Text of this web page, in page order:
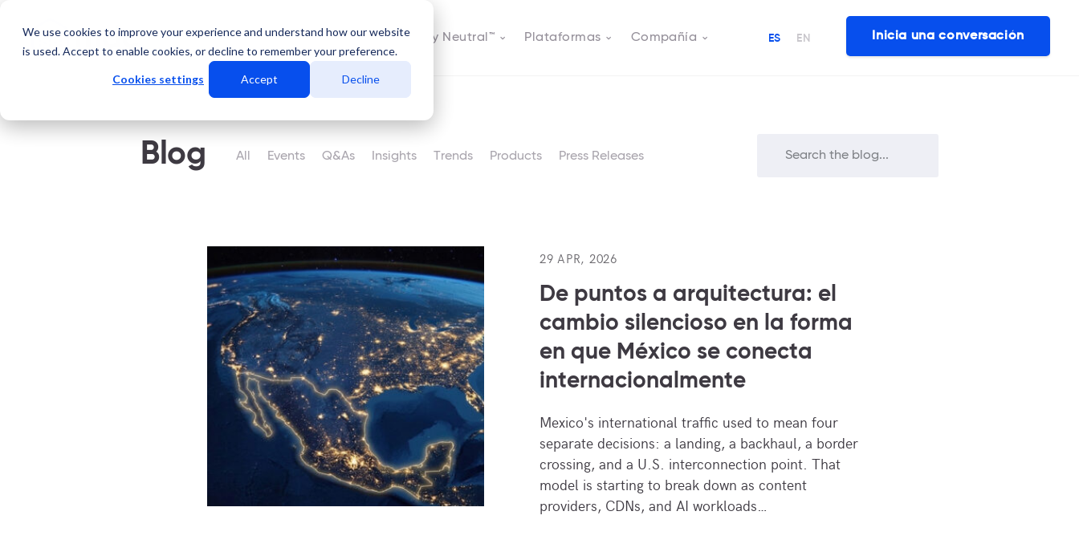
We use cookies to improve your experience and understand how our website
is used. Accept to enable cookies, or decline to remember your preference.
Cookies settings Accept Decline
Servicios Data Centers Actively Neutral™ Plataformas Compañía ES EN Inicia una conversación
Blog All Events Q&As Insights Trends Products Press Releases
29 APR, 2026
De puntos a arquitectura: el
cambio silencioso en la forma
en que México se conecta
internacionalmente
Mexico's international traffic used to mean four
separate decisions: a landing, a backhaul, a border
crossing, and a U.S. interconnection point. That
model is starting to break down as content
providers, CDNs, and AI workloads…